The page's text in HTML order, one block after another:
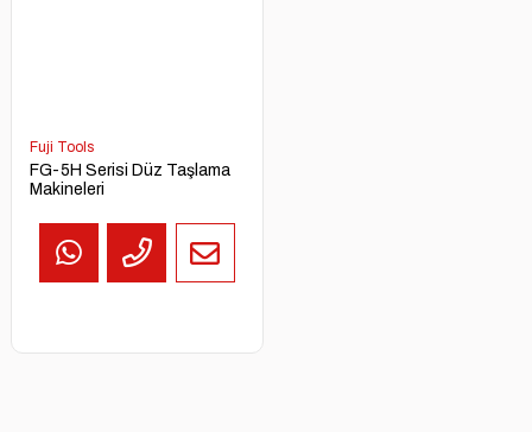
Fuji Tools
FG-5H Serisi Düz Taşlama
Makineleri